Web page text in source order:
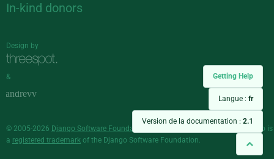
Getting Help
Langue : fr
Version de la documentation : 2.1
In-kind donors
Design by
&
© 2005-2026 Django Software Foundation
and individual contributors. Django is
a registered trademark of the Django Software Foundation.